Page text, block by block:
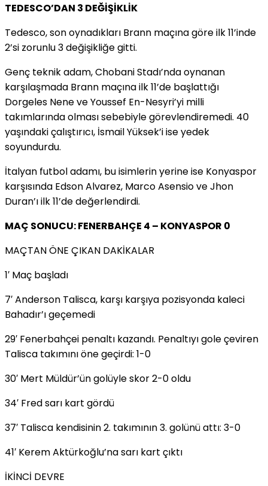
TEDESCO’DAN 3 DEĞİŞİKLİK
Tedesco, son oynadıkları Brann maçına göre ilk 11’inde
2’si zorunlu 3 değişikliğe gitti.
Genç teknik adam, Chobani Stadı’nda oynanan
karşılaşmada Brann maçına ilk 11’de başlattığı
Dorgeles Nene ve Youssef En-Nesyri’yi milli
takımlarında olması sebebiyle görevlendiremedi. 40
yaşındaki çalıştırıcı, İsmail Yüksek’i ise yedek
soyundurdu.
İtalyan futbol adamı, bu isimlerin yerine ise Konyaspor
karşısında Edson Alvarez, Marco Asensio ve Jhon
Duran’ı ilk 11’de değerlendirdi.
MAÇ SONUCU: FENERBAHÇE 4 – KONYASPOR 0
MAÇTAN ÖNE ÇIKAN DAKİKALAR
1′ Maç başladı
7′ Anderson Talisca, karşı karşıya pozisyonda kaleci
Bahadır’ı geçemedi
29′ Fenerbahçei penaltı kazandı. Penaltıyı gole çeviren
Talisca takımını öne geçirdi: 1-0
30′ Mert Müldür’ün golüyle skor 2-0 oldu
34′ Fred sarı kart gördü
37′ Talisca kendisinin 2. takımının 3. golünü attı: 3-0
41′ Kerem Aktürkoğlu’na sarı kart çıktı
İKİNCİ DEVRE